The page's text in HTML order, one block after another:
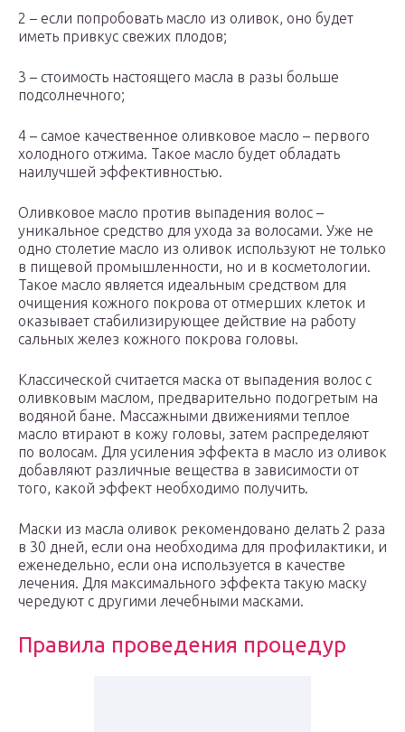
2 – если попробовать масло из оливок, оно будет
иметь привкус свежих плодов;
3 – стоимость настоящего масла в разы больше
подсолнечного;
4 – самое качественное оливковое масло – первого
холодного отжима. Такое масло будет обладать
наилучшей эффективностью.
Оливковое масло против выпадения волос –
уникальное средство для ухода за волосами. Уже не
одно столетие масло из оливок используют не только
в пищевой промышленности, но и в косметологии.
Такое масло является идеальным средством для
очищения кожного покрова от отмерших клеток и
оказывает стабилизирующее действие на работу
сальных желез кожного покрова головы.
Классической считается маска от выпадения волос с
оливковым маслом, предварительно подогретым на
водяной бане. Массажными движениями теплое
масло втирают в кожу головы, затем распределяют
по волосам. Для усиления эффекта в масло из оливок
добавляют различные вещества в зависимости от
того, какой эффект необходимо получить.
Маски из масла оливок рекомендовано делать 2 раза
в 30 дней, если она необходима для профилактики, и
еженедельно, если она используется в качестве
лечения. Для максимального эффекта такую маску
чередуют с другими лечебными масками.
Правила проведения процедур